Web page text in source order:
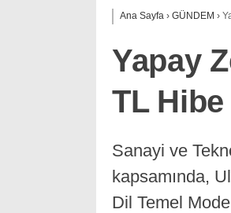
Ana Sayfa › GÜNDEM ›
Yapay
TL
Sanayi ve
kapsamında,
Dil Temel